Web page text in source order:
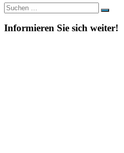
Suche
nach:
Suchen
Informieren Sie sich weiter!